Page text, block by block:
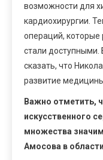
возможности для
кардиохирургии.
операций,
стали
сказать, что
развитие
Важно отметить,
искусственного
множества
Амосова в